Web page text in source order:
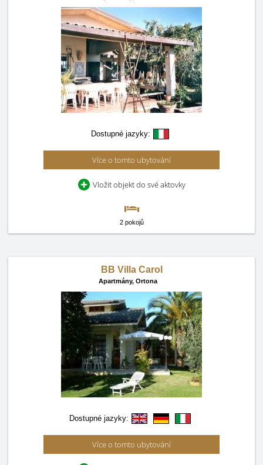
Dostupné jazyky:
Více o tomto ubytování
Vložit objekt do své aktovky
2 pokojů
BB Villa Carol
Apartmány, Ortona
Dostupné jazyky:
Více o tomto ubytování